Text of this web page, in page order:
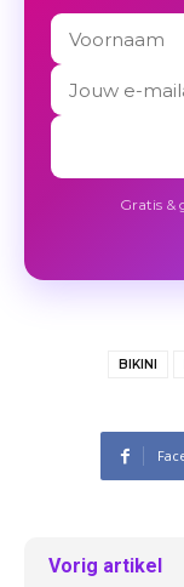
Gratis &
BIKINI
Vorig artikel